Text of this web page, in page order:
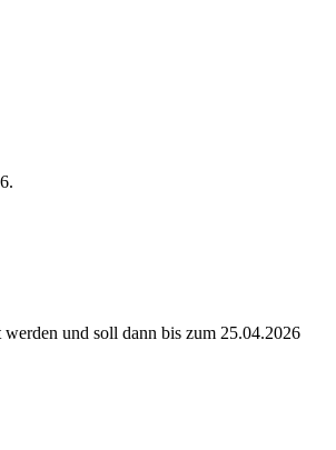
und soll dann bis zum 25.04.2026